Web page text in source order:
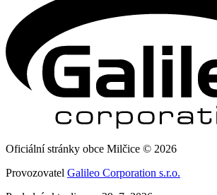
Oficiální stránky obce Milčice © 2026
Provozovatel Galileo Corporation s.r.o.